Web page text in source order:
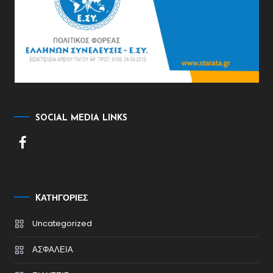
SOCIAL MEDIA LINKS
KΑΤΗΓΟΡΊΕΣ
Uncategorized
ΑΣΦΑΛΕΙΑ